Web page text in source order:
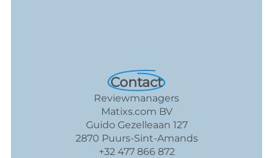
Contact
Reviewmanagers
Matixs.com BV
Guido Gezelleaan 127
2870 Puurs-Sint-Amands
+32 477 866 872